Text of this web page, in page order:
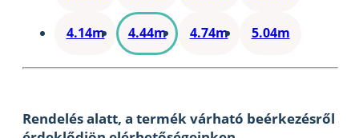
4.14m 4.44m 4.74m 5.04m
Rendelés alatt, a termék várható beérkezésről